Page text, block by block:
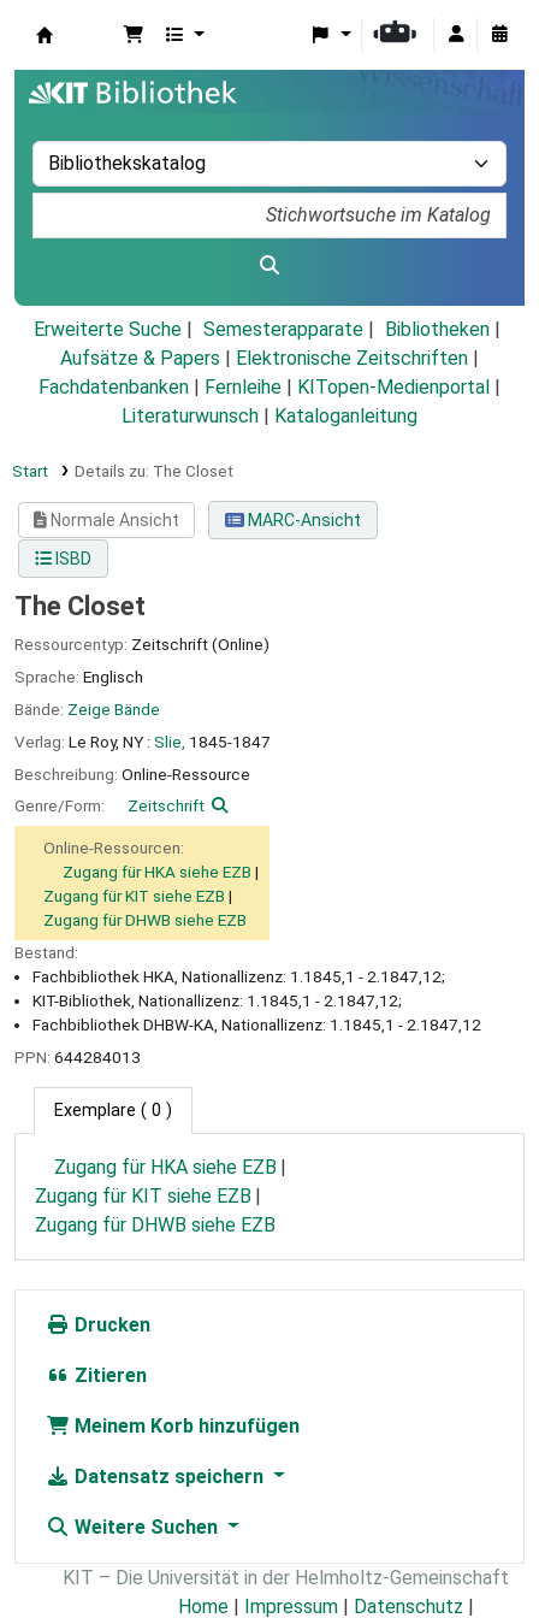
Erweiterte Suche Semesterapparate
Bibliotheken
Aufsätze & Papers
Elektronische Zeitschriften
Fachdatenbanken
Fernleihe KITopen-Medienportal
Literaturwunsch
Kataloganleitung
Start Details zu: The Closet
Normale Ansicht
MARC-Ansicht
ISBD
The Closet
Ressourcentyp: Zeitschrift (Online)
Sprache: Englisch
Bände: Zeige Bände
Verlag: Le Roy, NY : Slie, 1845-1847
Beschreibung: Online-Ressource
Genre/Form:
Zeitschrift
Online-Ressourcen:
Zugang für HKA siehe EZB
Zugang für KIT siehe EZB
Zugang für DHWB siehe EZB
Bestand:
Fachbibliothek HKA, Nationallizenz: 1.1845,1 - 2.1847,12;
KIT-Bibliothek, Nationallizenz: 1.1845,1 - 2.1847,12;
Fachbibliothek DHBW-KA, Nationallizenz: 1.1845,1 - 2.1847,12
PPN: 644284013
Exemplare ( 0 )
Zugang für HKA siehe EZB
Zugang für KIT siehe EZB
Zugang für DHWB siehe EZB
Drucken
Zitieren
Meinem Korb hinzufügen
Datensatz speichern
Weitere Suchen
KIT – Die Universität in der Helmholtz-Gemeinschaft
Home | Impressum | Datenschutz |